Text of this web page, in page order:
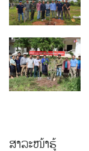
ສາລະໜ້າຮູ້